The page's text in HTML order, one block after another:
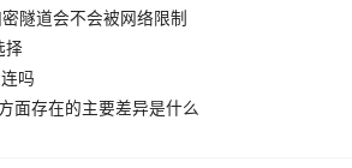
隧道会不会被网络限制
择
吗
面存在的主要差异是什么